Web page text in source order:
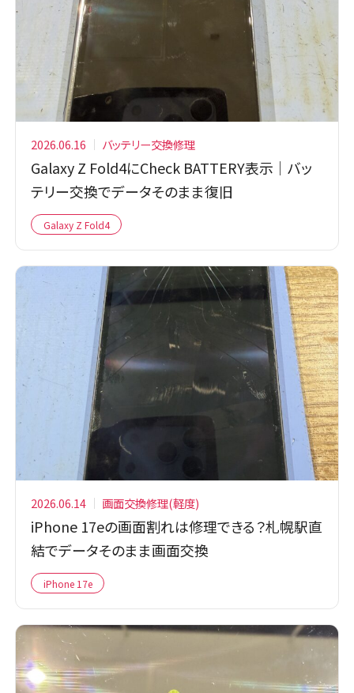
2026.06.16 バッテリー交換修理
Galaxy Z Fold4にCheck BATTERY表示｜バッ
テリー交換でデータそのまま復旧
Galaxy Z Fold4
2026.06.14 画面交換修理(軽度)
iPhone 17eの画面割れは修理できる？札幌駅直
結でデータそのまま画面交換
iPhone 17e